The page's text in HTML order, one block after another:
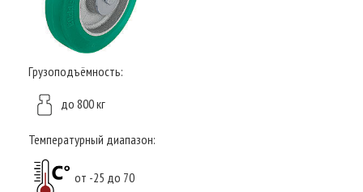
Грузоподъёмность:
до 800 кг
Температурный диапазон:
от -25 до 70